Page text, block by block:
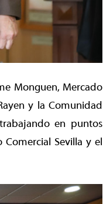
Monguen, Mercado
y la Comunidad
en puntos
Comercial Sevilla y el